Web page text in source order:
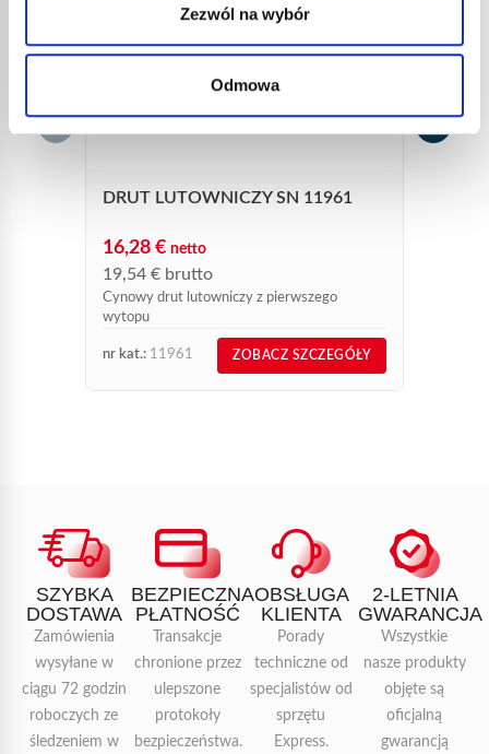
Zezwól na wybór
Odmowa
DRUT LUTOWNICZY SN 11961
16,28 € netto
19,54 € brutto
Cynowy drut lutowniczy z pierwszego
wytopu
nr kat.: 11961 ZOBACZ SZCZEGÓŁY
przy
SZYBKA
DOSTAWA
Zamówienia
wysyłane w
ciągu 72 godzin
roboczych ze
śledzeniem w
BEZPIECZNA
PŁATNOŚĆ
Transakcje
chronione przez
ulepszone
protokoły
bezpieczeństwa.
OBSŁUGA
KLIENTA
Porady
techniczne od
specjalistów od
sprzętu
Express.
2-LETNIA
GWARANCJA
Wszystkie
nasze produkty
objęte są
oficjalną
gwarancją